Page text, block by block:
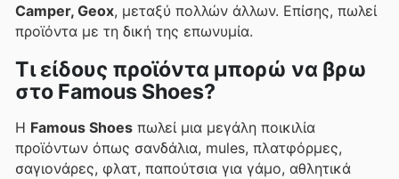
Camper, Geox, μεταξύ πολλών άλλων. Επίσης, πωλεί
προϊόντα με τη δική της επωνυμία.
Τι είδους προϊόντα μπορώ να βρω
στο Famous Shoes?
Η Famous Shoes πωλεί μια μεγάλη ποικιλία
προϊόντων όπως σανδάλια, mules, πλατφόρμες,
σαγιονάρες, φλατ, παπούτσια για γάμο, αθλητικά